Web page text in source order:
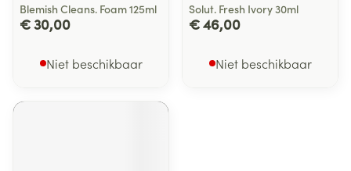
Blemish Cleans. Foam 125ml
€ 30,00
Niet beschikbaar
Solut. Fresh Ivory 30ml
€ 46,00
Niet beschikbaar